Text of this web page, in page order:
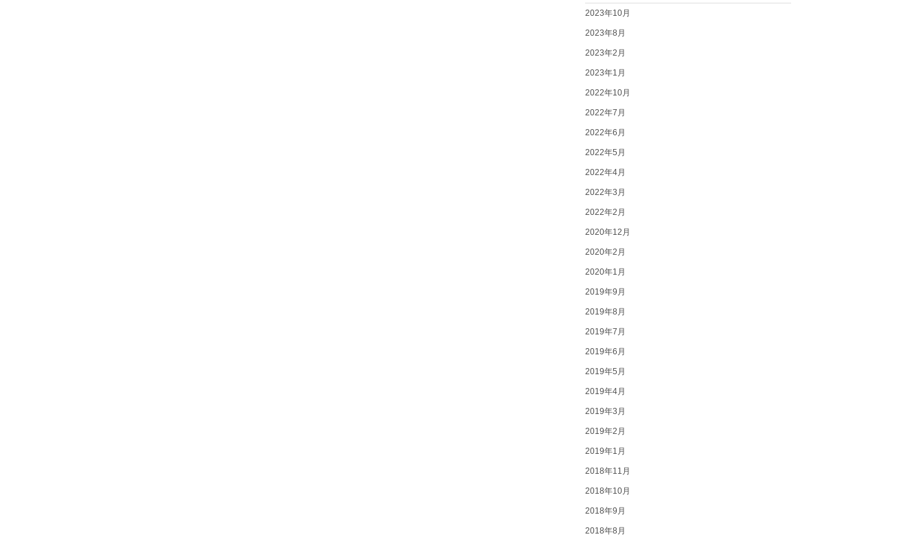
2023年10月
2023年8月
2023年2月
2023年1月
2022年10月
2022年7月
2022年6月
2022年5月
2022年4月
2022年3月
2022年2月
2020年12月
2020年2月
2020年1月
2019年9月
2019年8月
2019年7月
2019年6月
2019年5月
2019年4月
2019年3月
2019年2月
2019年1月
2018年11月
2018年10月
2018年9月
2018年8月